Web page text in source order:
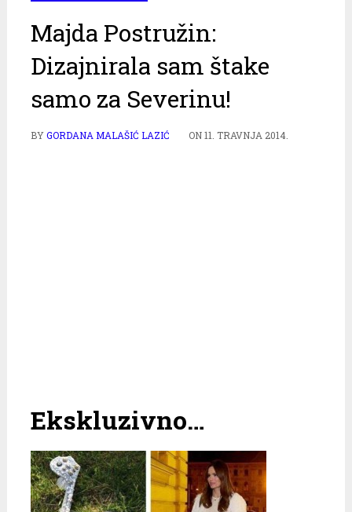
Majda Postružin:
Dizajnirala sam štake
samo za Severinu!
BYGORDANA MALAŠIĆ LAZIĆ ON11. TRAVNJA 2014.
Ekskluzivno…